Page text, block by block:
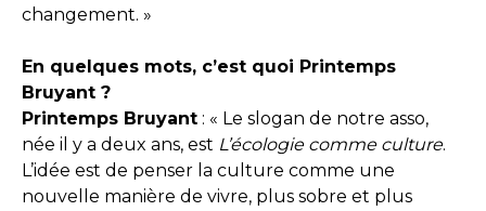
changement. »
En quelques mots, c’est quoi Printemps
Bruyant ?
Printemps Bruyant : « Le slogan de notre asso,
née il y a deux ans, est L’écologie comme culture.
L’idée est de penser la culture comme une
nouvelle manière de vivre, plus sobre et plus